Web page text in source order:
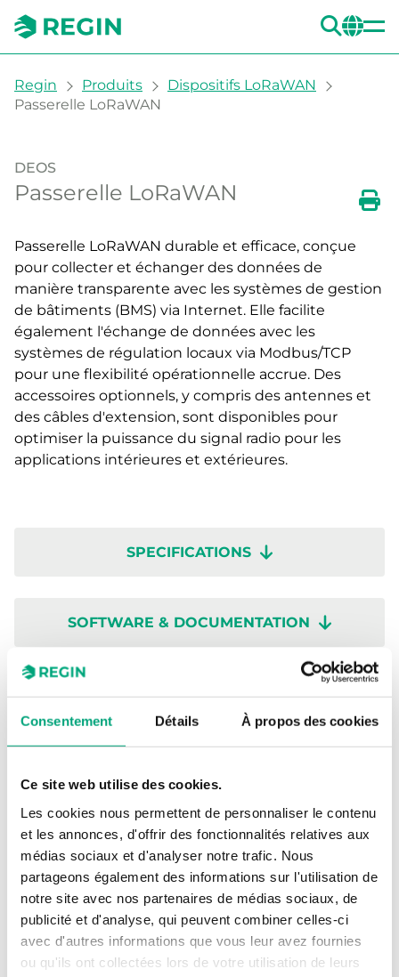
Consentement Détails À propos des cookies
Ce site web utilise des cookies.
Les cookies nous permettent de personnaliser le contenu
et les annonces, d'offrir des fonctionnalités relatives aux
médias sociaux et d'analyser notre trafic. Nous
partageons également des informations sur l'utilisation de
notre site avec nos partenaires de médias sociaux, de
publicité et d'analyse, qui peuvent combiner celles-ci
avec d'autres informations que vous leur avez fournies
ou qu'ils ont collectées lors de votre utilisation de leurs
You are here:
Regin Produits
Dispositifs LoRaWAN
Passerelle LoRaWAN
DEOS
Passerelle LoRaWAN
Passerelle LoRaWAN durable et efficace, conçue
pour collecter et échanger des données de
manière transparente avec les systèmes de gestion
de bâtiments (BMS) via Internet. Elle facilite
également l'échange de données avec les
systèmes de régulation locaux via Modbus/TCP
pour une flexibilité opérationnelle accrue. Des
accessoires optionnels, y compris des antennes et
des câbles d'extension, sont disponibles pour
optimiser la puissance du signal radio pour les
applications intérieures et extérieures.
SPECIFICATIONS
SOFTWARE & DOCUMENTATION
DS-360448
Une passerelle LoRaWAN durable et efficace,
conçue pour collecter et échanger des
données de manière transparente avec les
systèmes de gestion d'immeubles (BMS) via